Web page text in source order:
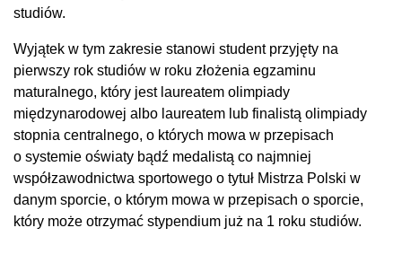
studiów.
Wyjątek w tym zakresie stanowi student przyjęty na
pierwszy rok studiów w roku złożenia egzaminu
maturalnego, który jest laureatem olimpiady
międzynarodowej albo laureatem lub finalistą olimpiady
stopnia centralnego, o których mowa w przepisach
o systemie oświaty bądź medalistą co najmniej
współzawodnictwa sportowego o tytuł Mistrza Polski w
danym sporcie, o którym mowa w przepisach o sporcie,
który może otrzymać stypendium już na 1 roku studiów.